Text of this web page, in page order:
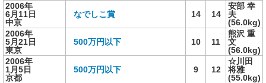
2006年
6月11日
中京
なでしこ賞 14 14
安部 幸
夫
(56.0kg)
2006年
5月21日
東京
500万円以下 10 11
熊沢 重
文
(56.0kg)
2006年
1月5日
京都
500万円以下 9 12
☆川田
将雅
(55.0kg)